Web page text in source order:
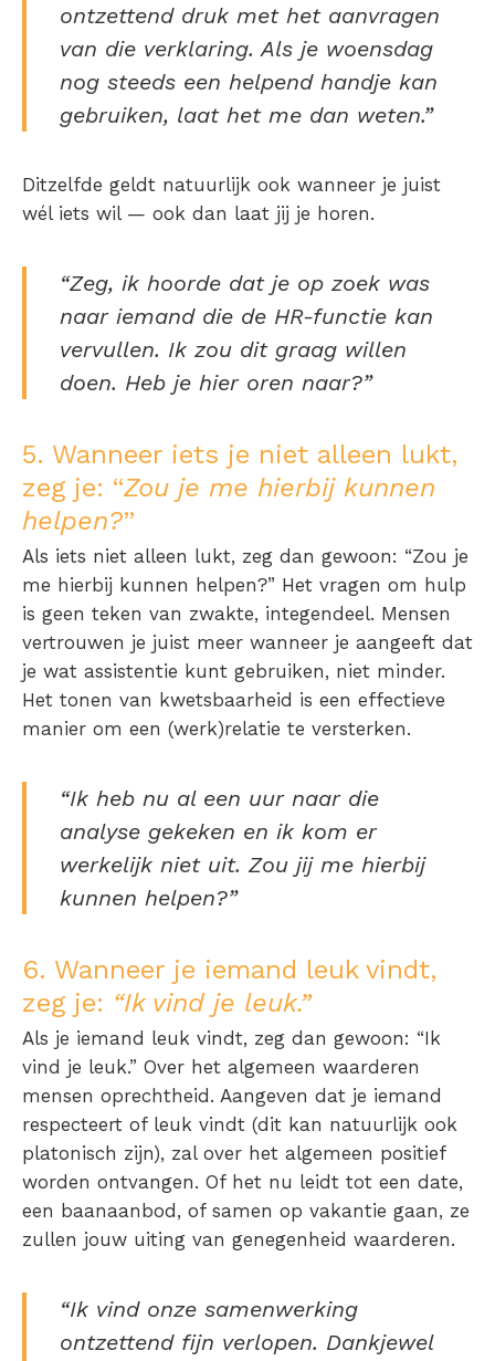
ontzettend druk met het aanvragen
van die verklaring. Als je woensdag
nog steeds een helpend handje kan
gebruiken, laat het me dan weten.”
Ditzelfde geldt natuurlijk ook wanneer je juist
wél iets wil — ook dan laat jij je horen.
“Zeg, ik hoorde dat je op zoek was
naar iemand die de HR-functie kan
vervullen. Ik zou dit graag willen
doen. Heb je hier oren naar?”
5. Wanneer iets je niet alleen lukt,
zeg je: “Zou je me hierbij kunnen
helpen?”
Als iets niet alleen lukt, zeg dan gewoon: “Zou je
me hierbij kunnen helpen?” Het vragen om hulp
is geen teken van zwakte, integendeel. Mensen
vertrouwen je juist meer wanneer je aangeeft dat
je wat assistentie kunt gebruiken, niet minder.
Het tonen van kwetsbaarheid is een effectieve
manier om een (werk)relatie te versterken.
“Ik heb nu al een uur naar die
analyse gekeken en ik kom er
werkelijk niet uit. Zou jij me hierbij
kunnen helpen?”
6. Wanneer je iemand leuk vindt,
zeg je: “Ik vind je leuk.”
Als je iemand leuk vindt, zeg dan gewoon: “Ik
vind je leuk.” Over het algemeen waarderen
mensen oprechtheid. Aangeven dat je iemand
respecteert of leuk vindt (dit kan natuurlijk ook
platonisch zijn), zal over het algemeen positief
worden ontvangen. Of het nu leidt tot een date,
een baanaanbod, of samen op vakantie gaan, ze
zullen jouw uiting van genegenheid waarderen.
“Ik vind onze samenwerking
ontzettend fijn verlopen. Dankjewel